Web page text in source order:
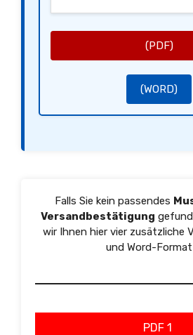
(PDF)
(WORD)
Falls Sie kein passendes
Versandbestätigung
wir Ihnen hier vier zusätzliche
und Word-
PDF 1